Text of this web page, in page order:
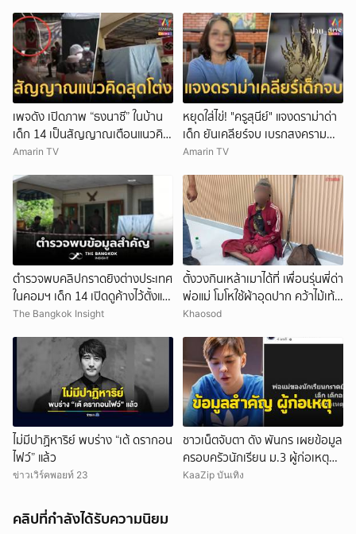
เพจดัง เปิดภาพ “ธงนาซี” ในบ้าน
เด็ก 14 เป็นสัญญาณเตือนแนวคิด
สุดโต่ง
Amarin TV
หยุดใส่ไข่! "ครูสุนีย์" แจงดราม่าด่า
เด็ก ยันเคลียร์จบ เบรกสงคราม
Gen
Amarin TV
ตำรวจพบคลิปกราดยิงต่างประเทศ
ในคอมฯ เด็ก 14 เปิดดูค้างไว้ตั้งแต่
วันที่ 30 ก.ค.
The Bangkok Insight
ตั้งวงกินเหล้าเมาได้ที่ เพื่อนรุ่นพี่ด่า
พ่อแม่ โมโหใช้ผ้าอุดปาก คว้าไม้เท้า
กระหน่ำฟาดเสียชีวิต
Khaosod
ไม่มีปาฏิหาริย์ พบร่าง “เต้ ดรากอน
ไฟว์” แล้ว
ข่าวเวิร์คพอยท์ 23
ชาวเน็ตจับตา ดัง พันกร เผยข้อมูล
ครอบครัวนักเรียน ม.3 ผู้ก่อเหตุ
และที่มาอาวุธ
KaaZip บันเทิง
คลิปที่กำลังได้รับความนิยม